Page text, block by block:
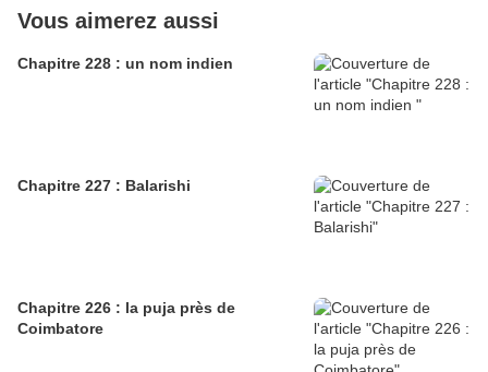
Vous aimerez aussi
Chapitre 228 : un nom indien
Chapitre 227 : Balarishi
Chapitre 226 : la puja près de
Coimbatore